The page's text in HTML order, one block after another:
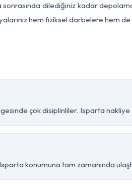
dilediğiniz kadar
hem fiziksel darbelere hem de
çok disiplinliler. Isparta nakliye
konumuna tam zamanında